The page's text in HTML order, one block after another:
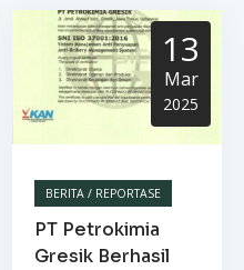
13
Mar
2025
BERITA / REPORTASE
PT Petrokimia
Gresik Berhasil